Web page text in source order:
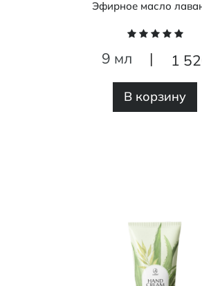
Эфирное масло
9 мл | 1
В корзину